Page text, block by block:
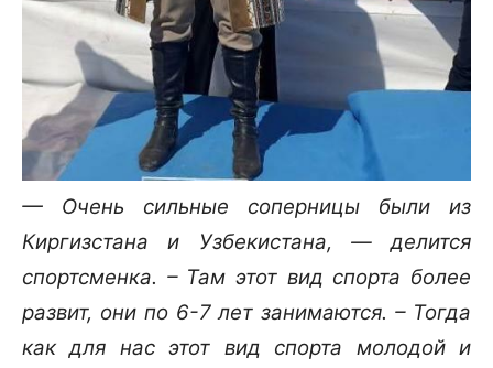
— Очень сильные соперницы были из
Киргизстана и Узбекистана, — делится
спортсменка. – Там этот вид спорта более
развит, они по 6-7 лет занимаются. – Тогда
как для нас этот вид спорта молодой и